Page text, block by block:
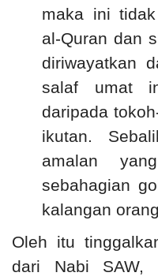
maka ini
al-Quran dan
diriwayatkan
salaf umat
daripada
ikutan.
amalan
sebahagian
kalangan
Oleh itu
dari Nabi SAW,